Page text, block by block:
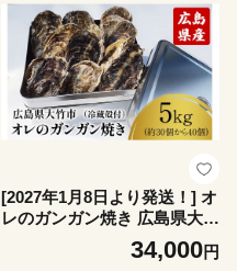
き おおたけカキ 特大サイズ
広島 大竹市 玖波 宮島 瀬戸
国産 産地直送 [2621]
[2027年1月8日より発送！] オ
レのガンガン焼き 広島県大竹
市産 冷蔵殻付牡蠣 5kg (約30
個から40個)｜かき 貝 シーフ
34,000円